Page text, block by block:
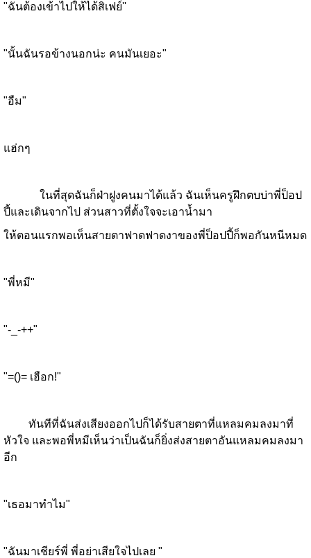
"ฉันต้องเข้าไปให้ได้สิเฟย์''
"นั้นฉันรอข้างนอกน่ะ คนมันเยอะ"
"อืม"
แฮ่กๆ
ในที่สุดฉันก็ฝ่าฝูงคนมาได้แล้ว ฉันเห็นครูฝึกตบบ่าพี่ป็อป
ปี้และเดินจากไป ส่วนสาวที่ตั้งใจจะเอาน้ำมา
ให้ตอนแรกพอเห็นสายตาฟาดฟาดงาของพี่ป็อปปี้ก็พอกันหนีหมด
"พี่หมี"
"-_-++"
"=()= เฮือก!"
ทันทีที่ฉันส่งเสียงออกไปก็ได้รับสายตาที่แหลมคมลงมาที่
หัวใจ และพอพี่หมีเห็นว่าเป็นฉันก็ยิ่งส่งสายตาอันแหลมคมลงมา
อีก
"เธอมาทำไม"
"ฉันมาเชียร์พี่ พี่อย่าเสียใจไปเลย "